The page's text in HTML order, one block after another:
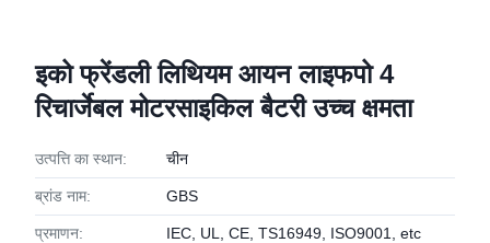
इको फ्रेंडली लिथियम आयन लाइफपो 4
रिचार्जेबल मोटरसाइकिल बैटरी उच्च क्षमता
उत्पत्ति का स्थान: चीन
ब्रांड नाम: GBS
प्रमाणन: IEC, UL, CE, TS16949, ISO9001, etc